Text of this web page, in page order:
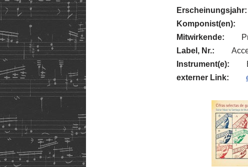
Erscheinungsjahr:
Komponist(en):
Mitwirkende:
Label, Nr.:
Instrument(e):
externer Link: